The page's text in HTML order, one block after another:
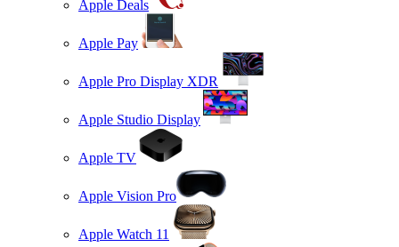
Apple Deals
Apple Pay
Apple Pro Display XDR
Apple Studio Display
Apple TV
Apple Vision Pro
Apple Watch 11